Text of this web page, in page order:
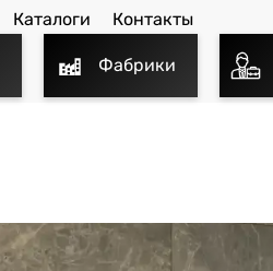
Каталоги Контакты
Фабрики